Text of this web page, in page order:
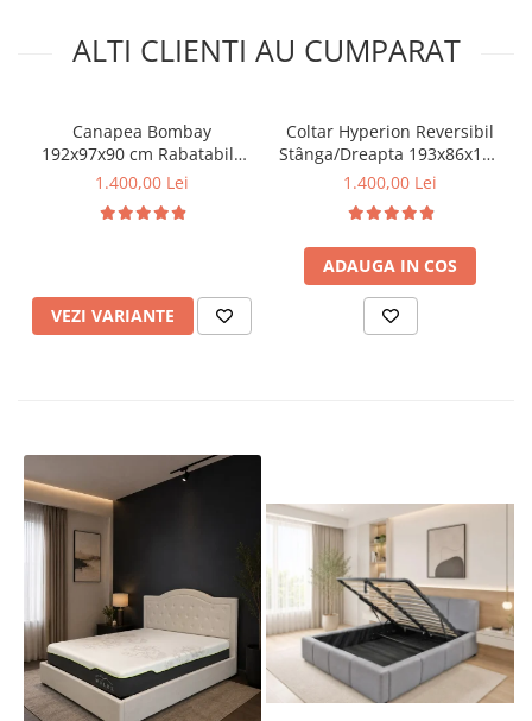
ALTI CLIENTI AU CUMPARAT
Canapea Bombay
192x97x90 cm Rabatabila
Gri (cod AF 210807-17)
1.400,00 Lei
VEZI VARIANTE
Coltar Hyperion Reversibil
Stânga/Dreapta 193x86x136
cm Stofa Gri (cod AF 2433-
1.400,00 Lei
ADAUGA IN COS